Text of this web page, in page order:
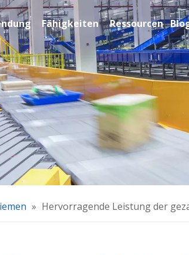
Fähigkeiten Ressourcen
» Hervorragende Leistung der